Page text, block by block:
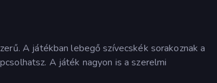
A játékban lebegő szívecskék sorakoznak a
A játék nagyon is a szerelmi